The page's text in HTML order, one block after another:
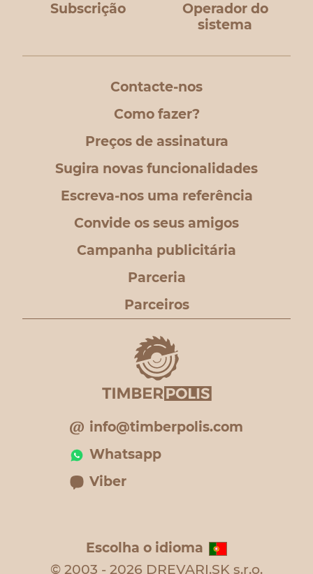
Subscrição
Operador do
sistema
Contacte-nos
Como fazer?
Preços de assinatura
Sugira novas funcionalidades
Escreva-nos uma referência
Convide os seus amigos
Campanha publicitária
Parceria
Parceiros
info@timberpolis.com
Whatsapp
Viber
Escolha o idioma
© 2003 - 2026 DREVARI.SK s.r.o.